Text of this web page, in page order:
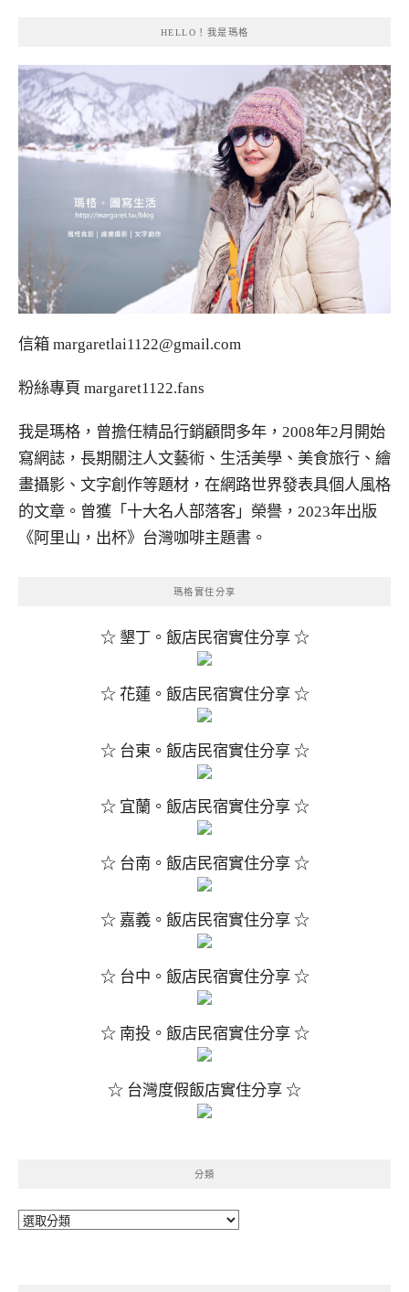
HELLO！我是瑪格
信箱 margaretlai1122@gmail.com
粉絲專頁 margaret1122.fans
我是瑪格，曾擔任精品行銷顧問多年，2008年2月開始
寫網誌，長期關注人文藝術、生活美學、美食旅行、繪
畫攝影、文字創作等題材，在網路世界發表具個人風格
的文章。曾獲「十大名人部落客」榮譽，2023年出版
《阿里山，出杯》台灣咖啡主題書。
瑪格實住分享
☆ 墾丁。飯店民宿實住分享 ☆
☆ 花蓮。飯店民宿實住分享 ☆
☆ 台東。飯店民宿實住分享 ☆
☆ 宜蘭。飯店民宿實住分享 ☆
☆ 台南。飯店民宿實住分享 ☆
☆ 嘉義。飯店民宿實住分享 ☆
☆ 台中。飯店民宿實住分享 ☆
☆ 南投。飯店民宿實住分享 ☆
☆ 台灣度假飯店實住分享 ☆
分類
分